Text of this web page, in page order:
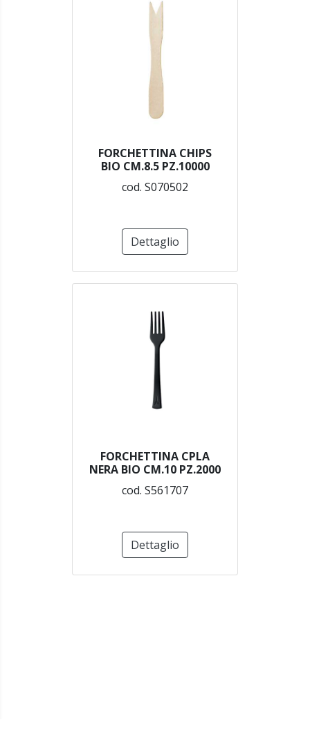
FORCHETTINA CHIPS
BIO CM.8.5 PZ.10000
cod. S070502
Dettaglio
FORCHETTINA CPLA
NERA BIO CM.10 PZ.2000
cod. S561707
Dettaglio